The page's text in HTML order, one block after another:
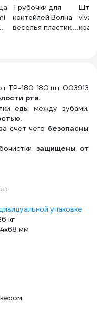
Трубочки для
коктейлей Волна
веселья пластик,
viva
TP-180 180 шт 003913
рта.
еды между зубами,
счет чего безопасны
защищены от
упаковке
кг
мм